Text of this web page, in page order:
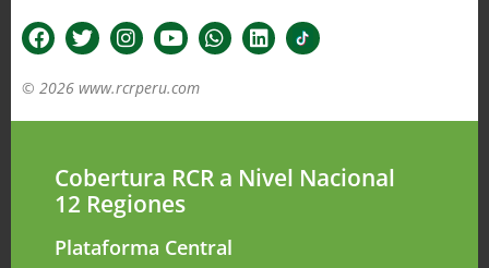
© 2026 www.rcrperu.com
Cobertura RCR a Nivel Nacional
12 Regiones
Plataforma Central